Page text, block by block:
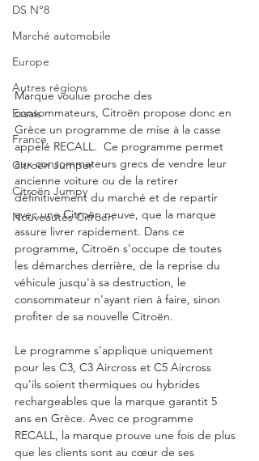
DS N°8
Marché automobile
Europe
Autres régions
Essais
France
Citroën Jumper
Citroën Jumpy
Nouveautés Citroën
Marque voulue proche des
consommateurs, Citroën propose donc en
Grèce un programme de mise à la casse
appelé RECALL.  Ce programme permet
aux consommateurs grecs de vendre leur
ancienne voiture ou de la retirer
définitivement du marché et de repartir
avec une Citroën neuve, que la marque
assure livrer rapidement. Dans ce
programme, Citroën s'occupe de toutes
les démarches derrière, de la reprise du
véhicule jusqu'à sa destruction, le
consommateur n'ayant rien à faire, sinon
profiter de sa nouvelle Citroën.
Le programme s'applique uniquement
pour les C3, C3 Aircross et C5 Aircross
qu'ils soient thermiques ou hybrides
rechargeables que la marque garantit 5
ans en Grèce. Avec ce programme
RECALL, la marque prouve une fois de plus
que les clients sont au cœur de ses